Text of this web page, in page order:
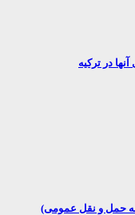
ترکیه
و نقل عمومی)